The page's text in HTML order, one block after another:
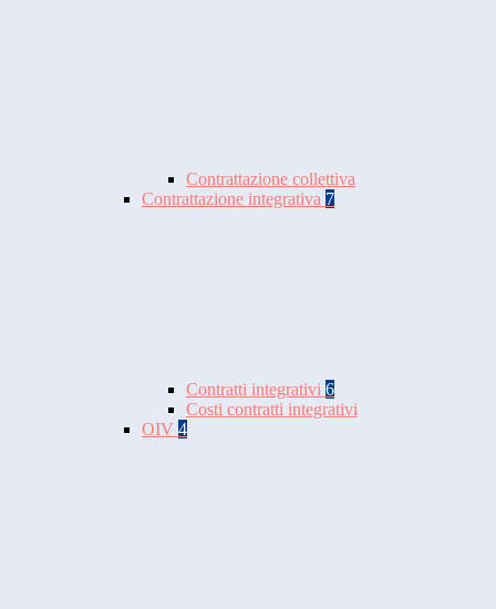
Contrattazione collettiva
Contrattazione integrativa 7
Contratti integrativi 6
Costi contratti integrativi
OIV 4